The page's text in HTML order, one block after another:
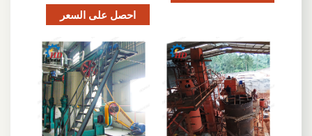
احصل على السعر